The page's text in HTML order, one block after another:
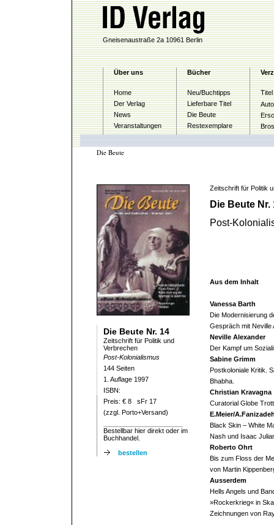
Gneisenaustraße 2a 10961 Berlin
Über uns
Home
Der Verlag
News
Veranstaltungen
Bücher
Neu/Buchtipps
Lieferbare Titel
Die Beute
Restexemplare
Die Beute
Die Beute Nr. 14
Zeitschrift für Politik und
Verbrechen
Post-Kolonialismus
144 Seiten
1. Auflage 1997
ISBN:
Preis: € 8 sFr 17
(zzgl. Porto+Versand)
Bestellbar hier direkt oder im
Buchhandel.
bestellen
Zeitschrift für Politik
Die Beute Nr.
Post-
Aus dem Inhalt
Vanessa Barth
Die Modernisierung
Gespräch mit Neville
Neville Alexander
Der Kampf um
Sabine Grimm
Postkoloniale Kritik.
Bhabha.
Christian Kravagna
Curatorial Globe
E.Meier/
Black Skin – White
Nash und Isaac
Roberto Ohrt
Bis zum Floss der
von Martin
Ausserdem
Hells Angels und
»Rockerkrieg« in
Zeichnungen von